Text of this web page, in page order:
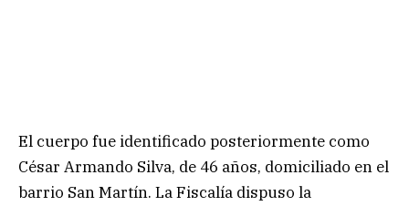
El cuerpo fue identificado posteriormente como
César Armando Silva, de 46 años, domiciliado en el
barrio San Martín. La Fiscalía dispuso la